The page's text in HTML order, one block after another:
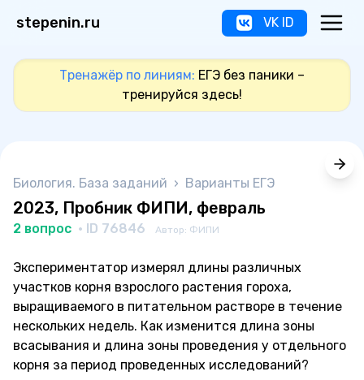
stepenin.ru VK ID
Тренажёр по линиям: ЕГЭ без паники –
тренируйся здесь!
Биология. База заданий › Варианты ЕГЭ
2023, Пробник ФИПИ, февраль
2 вопрос · ID 76846 Автор: ФИПИ
Экспериментатор измерял длины различных
участков корня взрослого растения гороха,
выращиваемого в питательном растворе в течение
нескольких недель. Как изменится длина зоны
всасывания и длина зоны проведения у отдельного
корня за период проведенных исследований?